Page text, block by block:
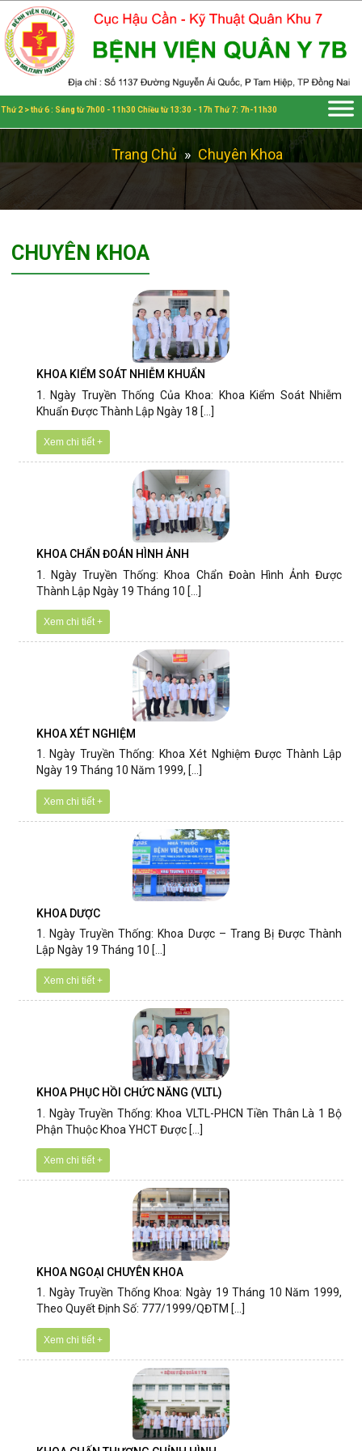
Thứ 2 > thứ 6 : Sáng từ 7h00 - 11h30 Chiều từ 13:30 - 17h Thứ 7: 7h-11h30
Trang Chủ » Chuyên Khoa
CHUYÊN KHOA
KHOA KIỂM SOÁT NHIỄM KHUẨN
1. Ngày Truyền Thống Của Khoa: Khoa Kiểm Soát Nhiễm
Khuẩn Được Thành Lập Ngày 18 [...]
Xem chi tiết +
KHOA CHẨN ĐOÁN HÌNH ẢNH
1. Ngày Truyền Thống: Khoa Chẩn Đoàn Hình Ảnh Được
Thành Lập Ngày 19 Tháng 10 [...]
Xem chi tiết +
KHOA XÉT NGHIỆM
1. Ngày Truyền Thống: Khoa Xét Nghiệm Được Thành Lập
Ngày 19 Tháng 10 Năm 1999, [...]
Xem chi tiết +
KHOA DƯỢC
1. Ngày Truyền Thống: Khoa Dược – Trang Bị Được Thành
Lập Ngày 19 Tháng 10 [...]
Xem chi tiết +
KHOA PHỤC HỒI CHỨC NĂNG (VLTL)
1. Ngày Truyền Thống: Khoa VLTL-PHCN Tiền Thân Là 1 Bộ
Phận Thuộc Khoa YHCT Được [...]
Xem chi tiết +
KHOA NGOẠI CHUYÊN KHOA
1. Ngày Truyền Thống Khoa: Ngày 19 Tháng 10 Năm 1999,
Theo Quyết Định Số: 777/1999/QĐTM [...]
Xem chi tiết +
Đã kết nối EMC